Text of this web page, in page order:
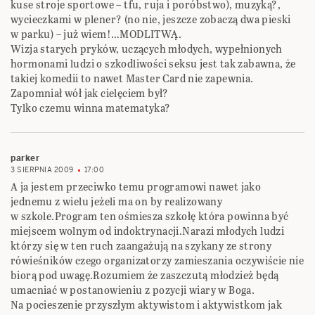
kuse stroje sportowe – tfu, ruja i poróbstwo), muzyką?,
wycieczkami w plener? (no nie, jeszcze zobaczą dwa pieski
w parku) – już wiem!…MODLITWĄ.
Wizja starych pryków, uczących młodych, wypełnionych
hormonami ludzi o szkodliwości seksu jest tak zabawna, że
takiej komedii to nawet Master Card nie zapewnia.
Zapomniał wół jak cielęciem był?
Tylko czemu winna matematyka?
parker
3 SIERPNIA 2009 17:00
A ja jestem przeciwko temu programowi nawet jako
jednemu z wielu jeżeli ma on by realizowany
w szkole.Program ten ośmiesza szkołę która powinna być
miejscem wolnym od indoktrynacji.Narazi młodych ludzi
którzy się w ten ruch zaangażują na szykany ze strony
rówieśników czego organizatorzy zamieszania oczywiście nie
biorą pod uwagę.Rozumiem że zaszczutą młodzież będą
umacniać w postanowieniu z pozycji wiary w Boga.
Na pocieszenie przyszłym aktywistom i aktywistkom jak